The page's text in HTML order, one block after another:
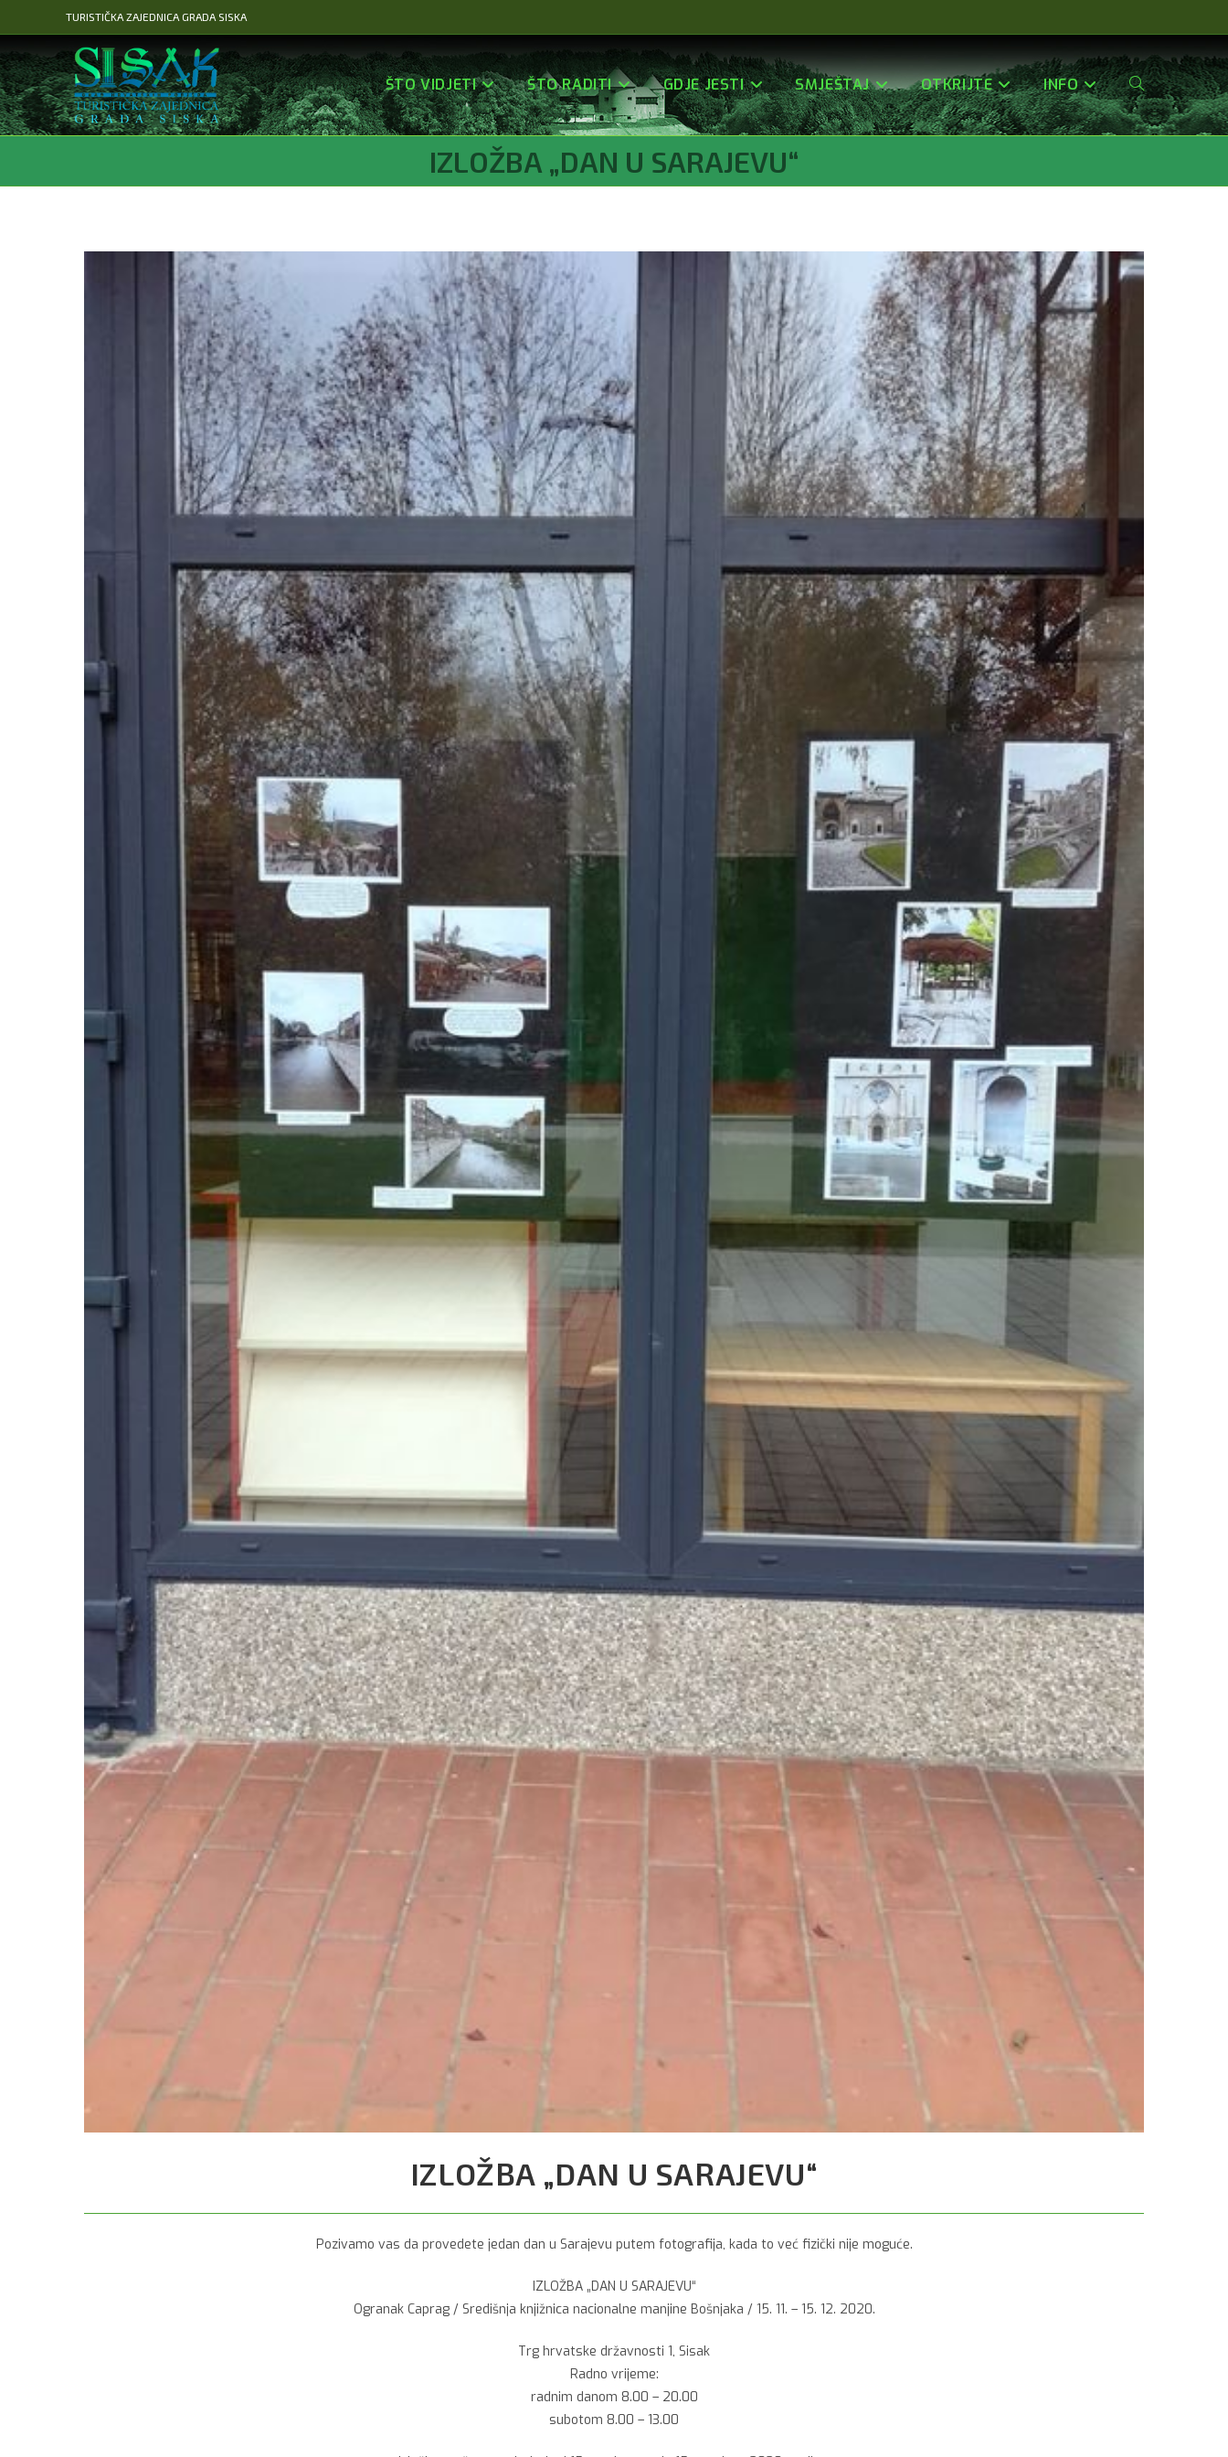
na
sadržaj
TURISTIČKA ZAJEDNICA GRADA SISKA
ŠTO VIDJETI ŠTO RADITI GDJE JESTI SMJEŠTAJ OTKRIJTE INFO Uključi/isključi
Web-
IZLOŽBA „DAN U SARAJEVU“
IZLOŽBA „DAN U SARAJEVU“
Pozivamo vas da provedete jedan dan u Sarajevu putem fotografija, kada to već fizički nije moguće.
IZLOŽBA „DAN U SARAJEVU“
Ogranak Caprag / Središnja knjižnica nacionalne manjine Bošnjaka / 15. 11. – 15. 12. 2020.
Trg hrvatske državnosti 1, Sisak
Radno vrijeme:
radnim danom 8.00 – 20.00
subotom 8.00 – 13.00